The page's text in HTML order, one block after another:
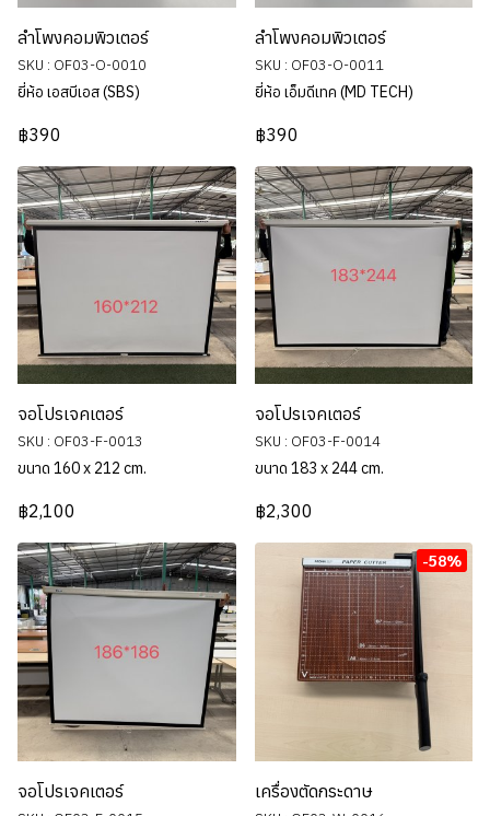
ลำโพงคอมพิวเตอร์
SKU : OF03-O-0010
ยี่ห้อ เอสบีเอส (SBS)
฿390
ลำโพงคอมพิวเตอร์
SKU : OF03-O-0011
ยี่ห้อ เอ็มดีเทค (MD TECH)
฿390
จอโปรเจคเตอร์
SKU : OF03-F-0013
ขนาด 160 x 212 cm.
฿2,100
จอโปรเจคเตอร์
SKU : OF03-F-0014
ขนาด 183 x 244 cm.
฿2,300
จอโปรเจคเตอร์
-58%
เครื่องตัดกระดาษ